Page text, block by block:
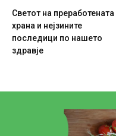
Светот на преработената
храна и нејзините
последици по нашето
здравје